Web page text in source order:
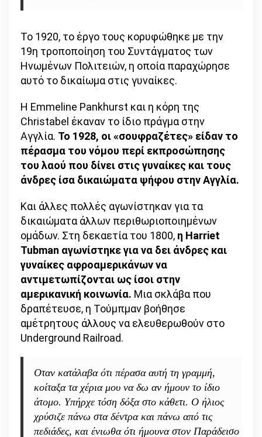
Το 1920, το έργο τους κορυφώθηκε με την
19η τροποποίηση του Συντάγματος των
Ηνωμένων Πολιτειών, η οποία παραχώρησε
αυτό το δικαίωμα στις γυναίκες.
Η Emmeline Pankhurst και η κόρη της
Christabel έκαναν το ίδιο πράγμα στην
Αγγλία. Το 1928, οι «σουφραζέτες» είδαν το
πέρασμα του νόμου περί εκπροσώπησης
του λαού που δίνει στις γυναίκες και τους
άνδρες ίσα δικαιώματα ψήφου στην Αγγλία.
Και άλλες πολλές αγωνίστηκαν για τα
δικαιώματα άλλων περιθωριοποιημένων
ομάδων. Στη δεκαετία του 1800, η Ηarriet
Tubman αγωνίστηκε για να δει άνδρες και
γυναίκες αφροαμερικάνων να
αντιμετωπίζονται ως ίσοι στην
αμερικανική κοινωνία. Μια σκλάβα που
δραπέτευσε, η Τούμπμαν βοήθησε
αμέτρητους άλλους να ελευθερωθούν στο
Underground Railroad.
Οταν κατάλαβα ότι πέρασα αυτή τη γραμμή,
κοίταξα τα χέρια μου να δω αν ήμουν το ίδιο
άτομο. Υπήρχε τόση δόξα στο κάθετι. Ο ήλιος
χρύσιζε πάνω στα δέντρα και πάνω από τις
πεδιάδες, και ένιωθα ότι ήμουνα στον Παράδεισο